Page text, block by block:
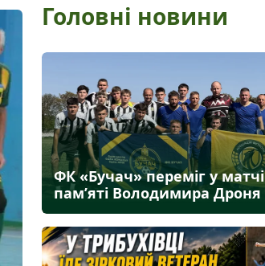
Головні новини
ФК «Бучач» переміг у матчі
пам’яті Володимира Дроня